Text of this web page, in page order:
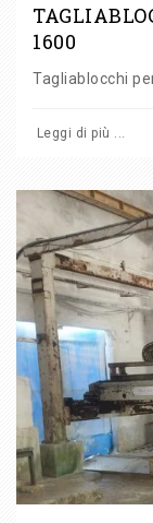
1600
Tagliablocchi
Leggi di più ...